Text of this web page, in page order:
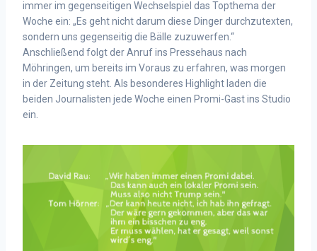
immer im gegenseitigen Wechselspiel das Topthema der
Woche ein: „Es geht nicht darum diese Dinger durchzutexten,
sondern uns gegenseitig die Bälle zuzuwerfen.“
Anschließend folgt der Anruf ins Pressehaus nach
Möhringen, um bereits im Voraus zu erfahren, was morgen
in der Zeitung steht. Als besonderes Highlight laden die
beiden Journalisten jede Woche einen Promi-Gast ins Studio
ein.